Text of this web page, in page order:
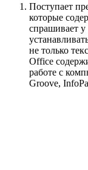
Поступает
которые
спрашивает
не только
Office
работе с
Groove,